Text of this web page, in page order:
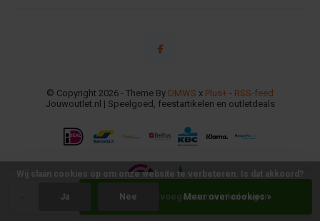
+ Toevoegen aan winkelwagen
© Copyright 2026 - Theme By DMWS x Plus+ - RSS-feed
Jouwoutlet.nl | Speelgoed, feestartikelen en outletdeals
Wij slaan cookies op om onze website te verbeteren. Is dat akkoord?
Ja Nee Meer over cookies »